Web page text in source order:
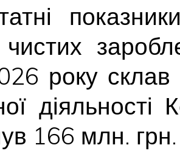
року
діяльності
166 млн. грн.